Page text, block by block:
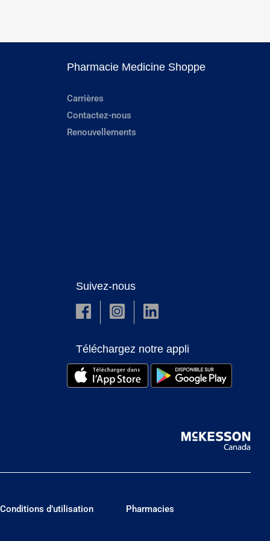
Pharmacie Medicine Shoppe
Carrières
Contactez-nous
Renouvellements
Suivez-nous
Téléchargez notre appli
Conditions d’utilisation Pharmacies